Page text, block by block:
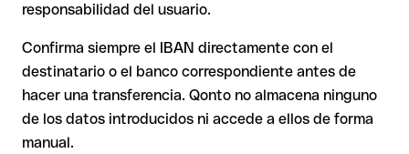
Recomendación: Verifica siempre el IBAN antes de una
transferencia con nuestro
Verificador de IBAN
gratuito y, en
caso de duda, confírmalo directamente con el destinatario.
Esta precaución es especialmente importante con importes
elevados o en nuevas relaciones comerciales.
responsabilidad del usuario.
Confirma siempre el IBAN directamente con el
destinatario o el banco correspondiente antes de
hacer una transferencia. Qonto no almacena ninguno
de los datos introducidos ni accede a ellos de forma
manual.